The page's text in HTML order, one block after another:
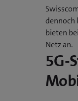
dennoch
bieten
Netz an.
5G-